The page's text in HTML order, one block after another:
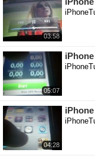
03:58
05:07
04:28